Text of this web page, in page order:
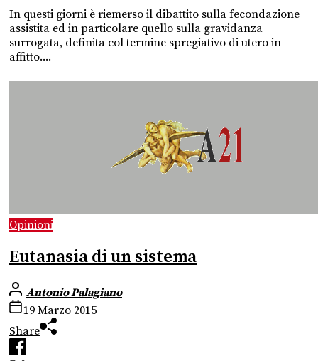
In questi giorni è riemerso il dibattito sulla fecondazione
assistita ed in particolare quello sulla gravidanza
surrogata, definita col termine spregiativo di utero in
affitto....
Opinioni
Eutanasia di un sistema
Antonio Palagiano
19 Marzo 2015
Share